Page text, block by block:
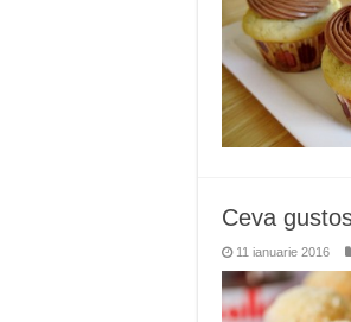
Ceva
11 ianuarie 2016